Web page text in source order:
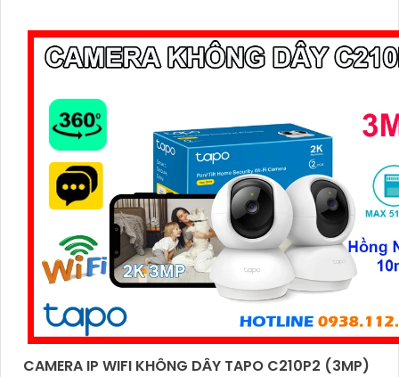
CAMERA IP WIFI KHÔNG DÂY TAPO C210P2 (3MP)